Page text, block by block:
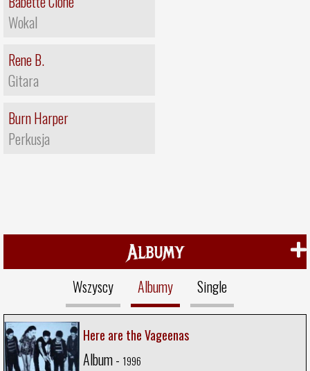
Wokal
Rene B.
Gitara
Burn Harper
Perkusja
Albumy
Wszyscy Albumy Single
Here are the Vageenas
Album - 1996